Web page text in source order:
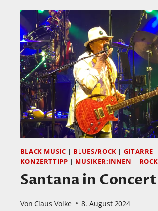
BLACK MUSIC | BLUES/ROCK | GITARRE |
KONZERTTIPP | MUSIKER:INNEN | ROCK
Santana in Concert
Von Claus Volke 8. August 2024